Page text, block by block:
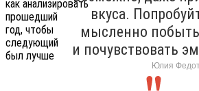
вкуса.
мысленно
и почувствовать
Юлия